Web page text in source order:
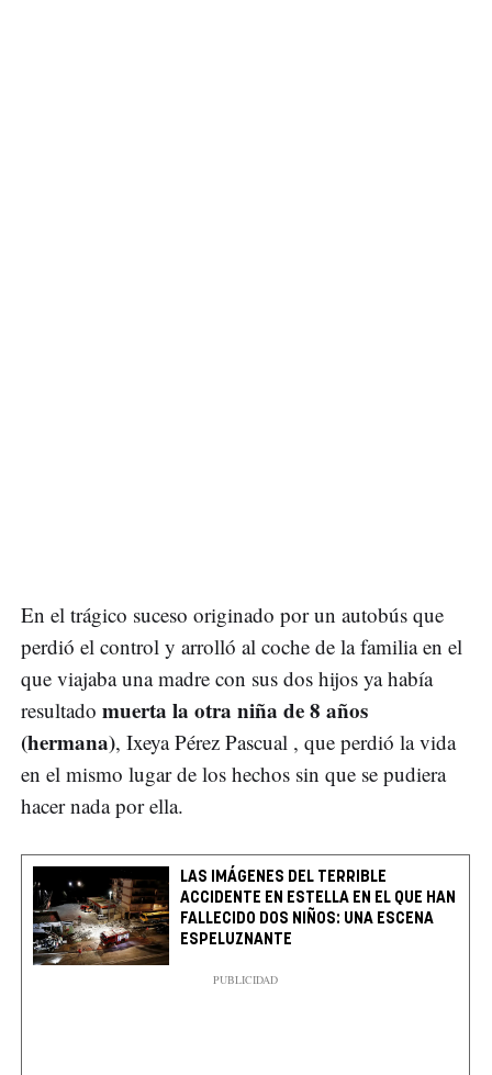
En el trágico suceso originado por un autobús que
perdió el control y arrolló al coche de la familia en el
que viajaba una madre con sus dos hijos ya había
resultado muerta la otra niña de 8 años
(hermana), Ixeya Pérez Pascual , que perdió la vida
en el mismo lugar de los hechos sin que se pudiera
hacer nada por ella.
LAS IMÁGENES DEL TERRIBLE
ACCIDENTE EN ESTELLA EN EL QUE HAN
FALLECIDO DOS NIÑOS: UNA ESCENA
ESPELUZNANTE